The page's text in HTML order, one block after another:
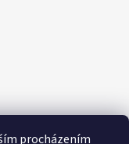
procházením